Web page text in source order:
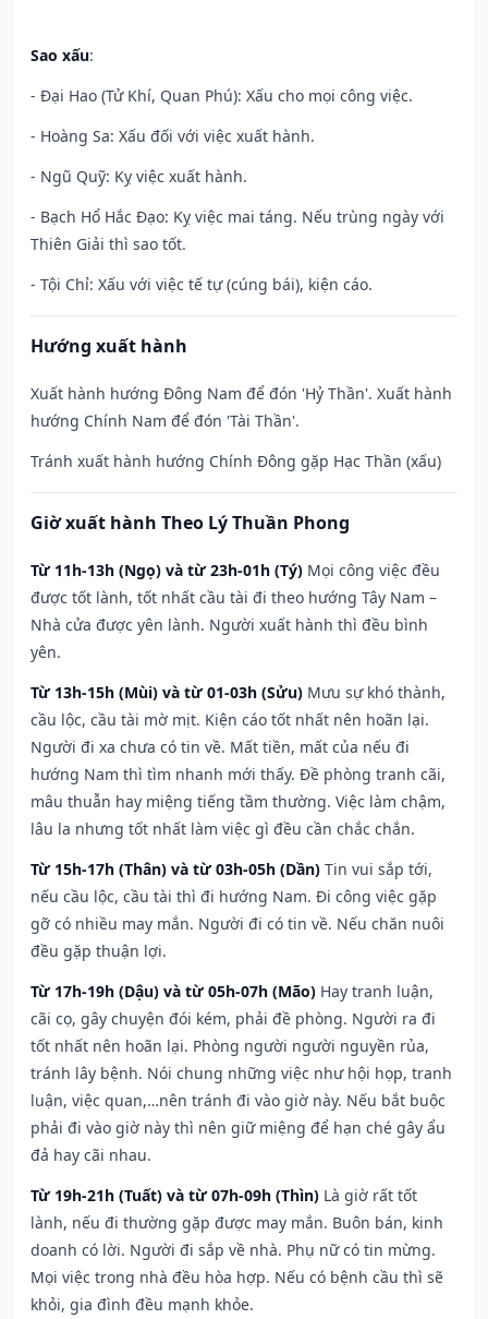
Sao xấu:
- Đại Hao (Tử Khí, Quan Phú): Xấu cho mọi công việc.
- Hoàng Sa: Xấu đối với việc xuất hành.
- Ngũ Quỹ: Kỵ việc xuất hành.
- Bạch Hổ Hắc Đạo: Kỵ việc mai táng. Nếu trùng ngày với
Thiên Giải thì sao tốt.
- Tội Chỉ: Xấu với việc tế tự (cúng bái), kiện cáo.
Hướng xuất hành
Xuất hành hướng Đông Nam để đón 'Hỷ Thần'. Xuất hành
hướng Chính Nam để đón 'Tài Thần'.
Tránh xuất hành hướng Chính Đông gặp Hạc Thần (xấu)
Giờ xuất hành Theo Lý Thuần Phong
Từ 11h-13h (Ngọ) và từ 23h-01h (Tý) Mọi công việc đều
được tốt lành, tốt nhất cầu tài đi theo hướng Tây Nam –
Nhà cửa được yên lành. Người xuất hành thì đều bình
yên.
Từ 13h-15h (Mùi) và từ 01-03h (Sửu) Mưu sự khó thành,
cầu lộc, cầu tài mờ mịt. Kiện cáo tốt nhất nên hoãn lại.
Người đi xa chưa có tin về. Mất tiền, mất của nếu đi
hướng Nam thì tìm nhanh mới thấy. Đề phòng tranh cãi,
mâu thuẫn hay miệng tiếng tầm thường. Việc làm chậm,
lâu la nhưng tốt nhất làm việc gì đều cần chắc chắn.
Từ 15h-17h (Thân) và từ 03h-05h (Dần) Tin vui sắp tới,
nếu cầu lộc, cầu tài thì đi hướng Nam. Đi công việc gặp
gỡ có nhiều may mắn. Người đi có tin về. Nếu chăn nuôi
đều gặp thuận lợi.
Từ 17h-19h (Dậu) và từ 05h-07h (Mão) Hay tranh luận,
cãi cọ, gây chuyện đói kém, phải đề phòng. Người ra đi
tốt nhất nên hoãn lại. Phòng người người nguyền rủa,
tránh lây bệnh. Nói chung những việc như hội họp, tranh
luận, việc quan,…nên tránh đi vào giờ này. Nếu bắt buộc
phải đi vào giờ này thì nên giữ miệng để hạn ché gây ẩu
đả hay cãi nhau.
Từ 19h-21h (Tuất) và từ 07h-09h (Thìn) Là giờ rất tốt
lành, nếu đi thường gặp được may mắn. Buôn bán, kinh
doanh có lời. Người đi sắp về nhà. Phụ nữ có tin mừng.
Mọi việc trong nhà đều hòa hợp. Nếu có bệnh cầu thì sẽ
khỏi, gia đình đều mạnh khỏe.